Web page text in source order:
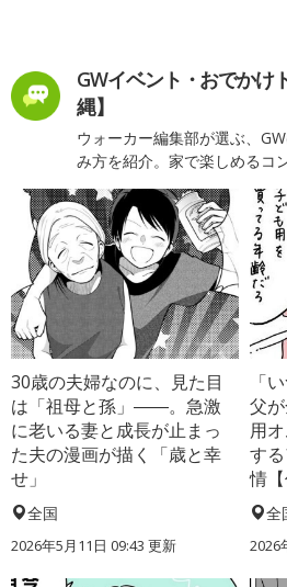
GWイベント・おでかけ
縄】
ウォーカー編集部が選ぶ、
み方を紹介。家で楽しめるコ
30歳の夫婦なのに、見た目
は「祖母と孫」――。急激
に老いる妻と成長が止まっ
た夫の漫画が描く「歳と幸
せ」
全国
2026年5月11日 09:43 更新
「
父
用
す
情【
全
2026